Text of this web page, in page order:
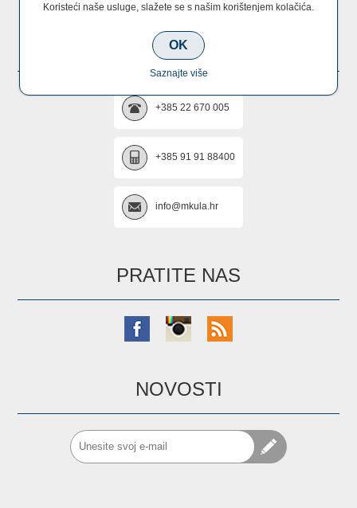
KONTAKTIRAJTE NAS
+385 22 670 005
+385 91 91 88400
info@mkula.hr
PRATITE NAS
NOVOSTI
Koristeći naše usluge, slažete se s našim korištenjem kolačića.
OK
Saznajte više